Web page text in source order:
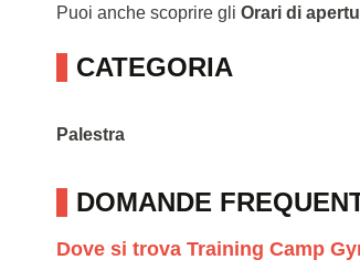
Puoi anche scoprire gli Orari di
CATEGORIA
Palestra
DOMANDE
Dove si trova Training Camp